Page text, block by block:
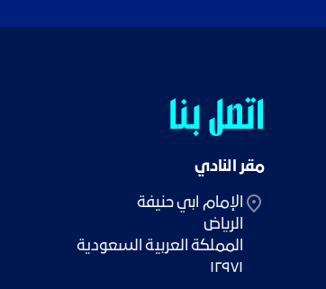
اتصل بنا
مقر النادي
١٢٩٧١